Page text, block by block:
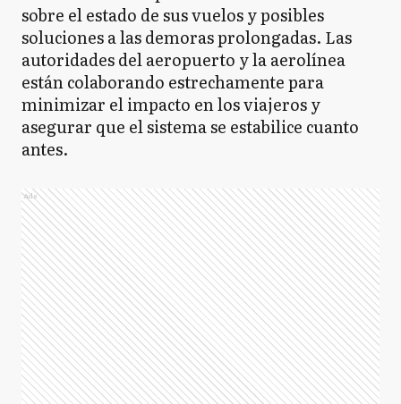
sobre el estado de sus vuelos y posibles
soluciones a las demoras prolongadas. Las
autoridades del aeropuerto y la aerolínea
están colaborando estrechamente para
minimizar el impacto en los viajeros y
asegurar que el sistema se estabilice cuanto
antes.
Ads